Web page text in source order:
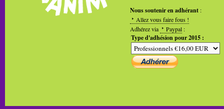
Nous soutenir en adhérant :
Allez vous faire fous !
Adhérez via
Paypal :
Type d'adhésion pour 2015 :